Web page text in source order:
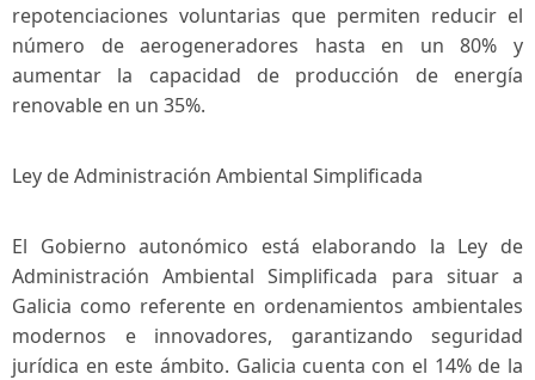
repotenciaciones voluntarias que permiten reducir el
número ⁤de aerogeneradores hasta en un 80% y
aumentar la capacidad de producción de energía
renovable en un 35%.
Ley de Administración Ambiental‌ Simplificada
El Gobierno⁣ autonómico está elaborando‍ la Ley de
Administración Ambiental Simplificada para situar a
Galicia como​ referente en ordenamientos ambientales
modernos e innovadores, ⁢garantizando seguridad
jurídica en‌ este ámbito. Galicia cuenta con el 14% de la